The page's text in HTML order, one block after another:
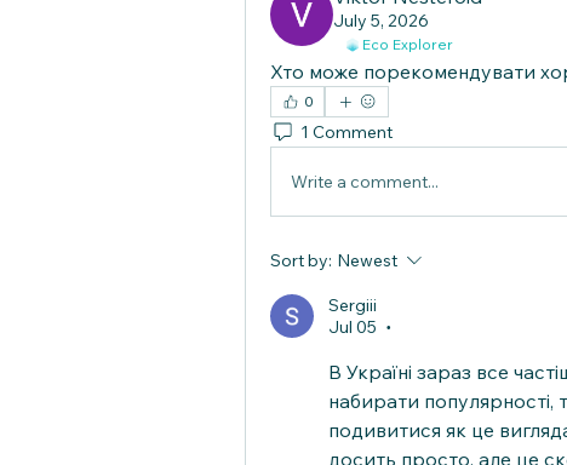
July 5, 2026
Eco Explorer
Хто може порекомендувати
0
1 Comment
Write a comment...
Sort by: Newest
Sergiii
Jul 05
•
В Україні зараз все
набирати популярності,
подивитися як це
досить просто, але це